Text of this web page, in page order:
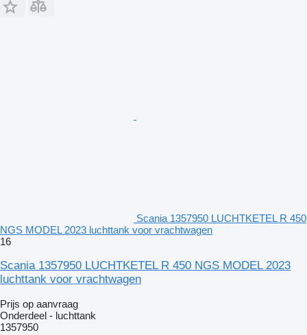
Scania 1357950 LUCHTKETEL R 450
NGS MODEL 2023 luchttank voor vrachtwagen
16
Scania 1357950 LUCHTKETEL R 450 NGS MODEL 2023
luchttank voor vrachtwagen
Prijs op aanvraag
Onderdeel - luchttank
1357950